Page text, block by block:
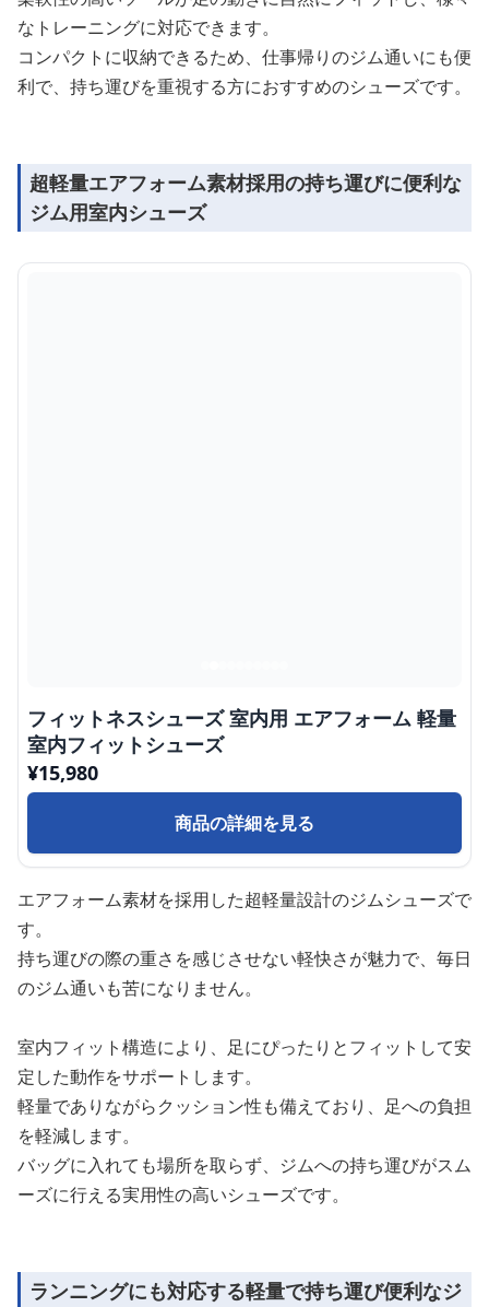
なトレーニングに対応できます。
コンパクトに収納できるため、仕事帰りのジム通いにも便
利で、持ち運びを重視する方におすすめのシューズです。
超軽量エアフォーム素材採用の持ち運びに便利な
ジム用室内シューズ
フィットネスシューズ 室内用 エアフォーム 軽量
室内フィットシューズ
¥15,980
商品の詳細を見る
エアフォーム素材を採用した超軽量設計のジムシューズで
す。
持ち運びの際の重さを感じさせない軽快さが魅力で、毎日
のジム通いも苦になりません。
室内フィット構造により、足にぴったりとフィットして安
定した動作をサポートします。
軽量でありながらクッション性も備えており、足への負担
を軽減します。
バッグに入れても場所を取らず、ジムへの持ち運びがスム
ーズに行える実用性の高いシューズです。
ランニングにも対応する軽量で持ち運び便利なジ